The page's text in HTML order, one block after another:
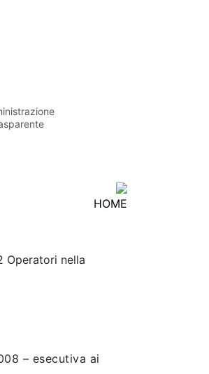
HOME
Operatori nella
– esecutiva ai